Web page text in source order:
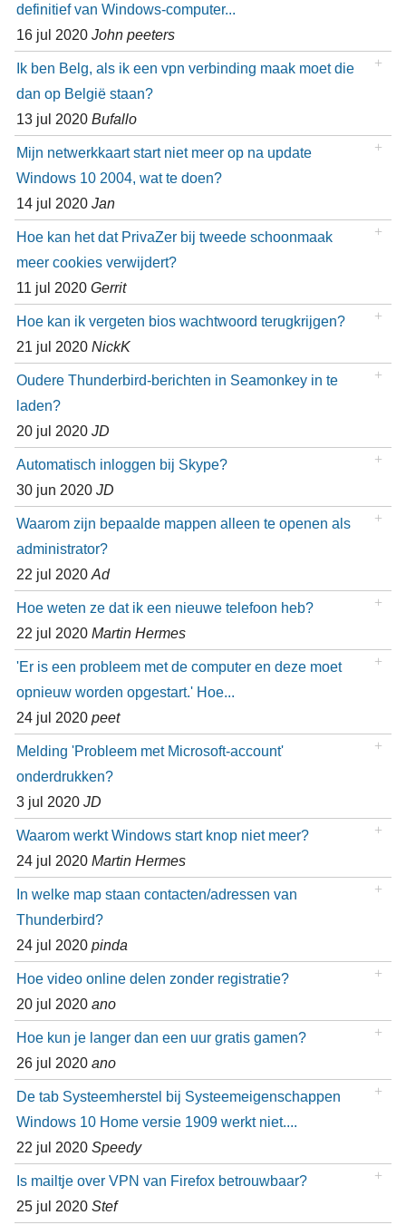
definitief van Windows-computer...
16 jul 2020 John peeters
Ik ben Belg, als ik een vpn verbinding maak moet die
dan op België staan?
13 jul 2020 Bufallo
Mijn netwerkkaart start niet meer op na update
Windows 10 2004, wat te doen?
14 jul 2020 Jan
Hoe kan het dat PrivaZer bij tweede schoonmaak
meer cookies verwijdert?
11 jul 2020 Gerrit
Hoe kan ik vergeten bios wachtwoord terugkrijgen?
21 jul 2020 NickK
Oudere Thunderbird-berichten in Seamonkey in te
laden?
20 jul 2020 JD
Automatisch inloggen bij Skype?
30 jun 2020 JD
Waarom zijn bepaalde mappen alleen te openen als
administrator?
22 jul 2020 Ad
Hoe weten ze dat ik een nieuwe telefoon heb?
22 jul 2020 Martin Hermes
'Er is een probleem met de computer en deze moet
opnieuw worden opgestart.' Hoe...
24 jul 2020 peet
Melding 'Probleem met Microsoft-account'
onderdrukken?
3 jul 2020 JD
Waarom werkt Windows start knop niet meer?
24 jul 2020 Martin Hermes
In welke map staan contacten/adressen van
Thunderbird?
24 jul 2020 pinda
Hoe video online delen zonder registratie?
20 jul 2020 ano
Hoe kun je langer dan een uur gratis gamen?
26 jul 2020 ano
De tab Systeemherstel bij Systeemeigenschappen
Windows 10 Home versie 1909 werkt niet....
22 jul 2020 Speedy
Is mailtje over VPN van Firefox betrouwbaar?
25 jul 2020 Stef